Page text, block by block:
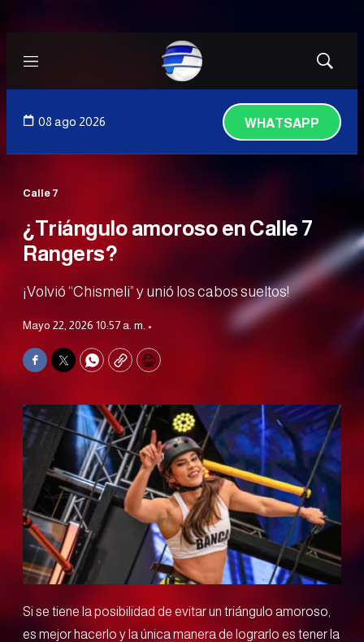
Menú
Mostrar
08 ago 2026 WHATSAPP
Calle 7
¿Triángulo amoroso en Calle 7
Rangers?
¡Volvió “Chismeli” y unió los cabos sueltos!
Mayo 22, 2026 10:57 a. m. •
Facebook
TwitterWhatsApp
CopyPrint
Si se tiene la posibilidad de evitar un triángulo amoroso,
es mejor hacerlo y la única manera de lograrlo es tener la